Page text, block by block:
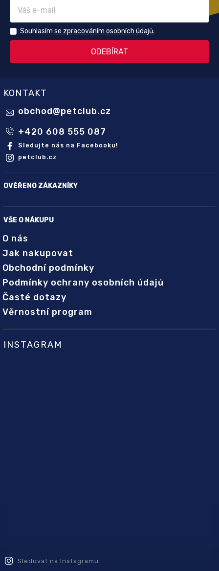
Souhlasím se zpracováním osobních údajů.
KONTAKT
obchod@petclub.cz
+420 608 555 087
Sledujte nás na Facebooku!
petclub.cz
OVĚŘENO ZÁKAZNÍKY
VŠE O NÁKUPU
O nás
Jak nakupovat
Obchodní podmínky
Podmínky ochrany osobních údajů
Časté dotazy
Věrnostní program
INSTAGRAM
Sledovat na Instagramu